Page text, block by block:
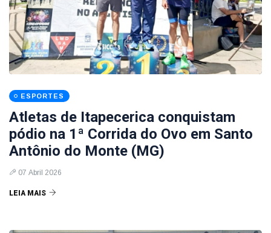
ESPORTES
Atletas de Itapecerica conquistam
pódio na 1ª Corrida do Ovo em Santo
Antônio do Monte (MG)
07 Abril 2026
LEIA MAIS